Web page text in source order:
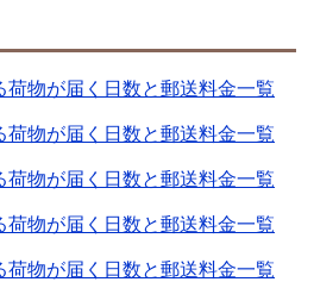
荷物が届く日数と郵送料金一覧
荷物が届く日数と郵送料金一覧
荷物が届く日数と郵送料金一覧
荷物が届く日数と郵送料金一覧
荷物が届く日数と郵送料金一覧